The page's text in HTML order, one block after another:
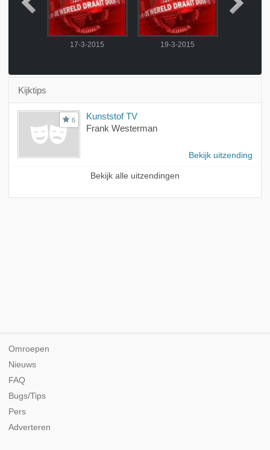
17-3-2015 19-3-2015
Kijktips
6
Kunststof TV
Frank Westerman
Bekijk uitzending
Bekijk alle uitzendingen
Omroepen
Nieuws
FAQ
Bugs/Tips
Pers
Adverteren